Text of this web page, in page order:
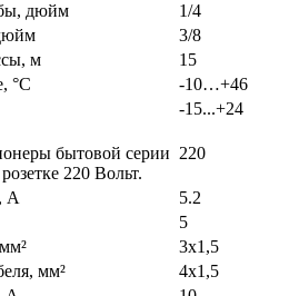
дюйм
1/4
3/8
м
15
°С
-10…+46
-15...+24
бытовой серии
220 Вольт.
220
А
5.2
5
3x1,5
мм²
4x1,5